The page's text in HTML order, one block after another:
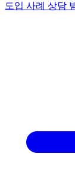
도입 사례 상담